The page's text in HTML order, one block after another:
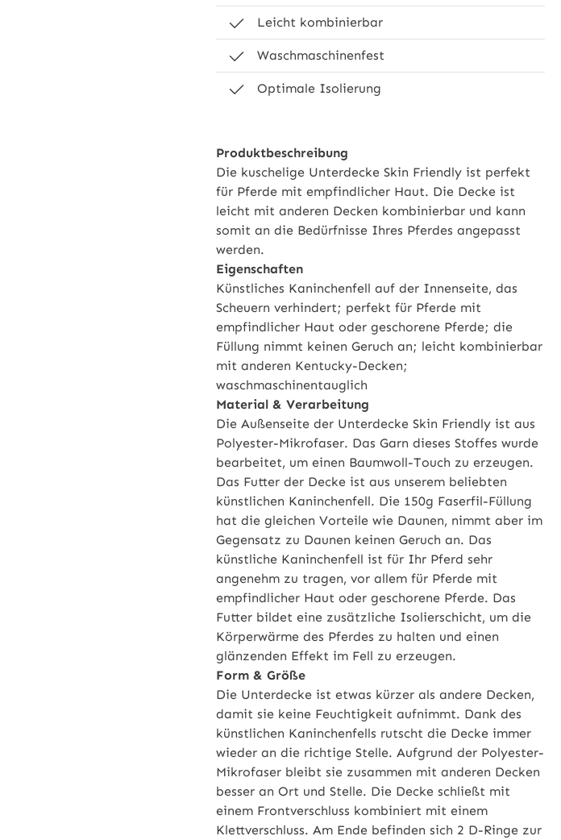
Leicht kombinierbar
Waschmaschinenfest
Optimale Isolierung
Produktbeschreibung
Die kuschelige Unterdecke Skin Friendly ist perfekt
für Pferde mit empfindlicher Haut. Die Decke ist
leicht mit anderen Decken kombinierbar und kann
somit an die Bedürfnisse Ihres Pferdes angepasst
werden.
Eigenschaften
Künstliches Kaninchenfell auf der Innenseite, das
Scheuern verhindert; perfekt für Pferde mit
empfindlicher Haut oder geschorene Pferde; die
Füllung nimmt keinen Geruch an; leicht kombinierbar
mit anderen Kentucky-Decken;
waschmaschinentauglich
Material & Verarbeitung
Die Außenseite der Unterdecke Skin Friendly ist aus
Polyester-Mikrofaser. Das Garn dieses Stoffes wurde
bearbeitet, um einen Baumwoll-Touch zu erzeugen.
Das Futter der Decke ist aus unserem beliebten
künstlichen Kaninchenfell. Die 150g Faserfil-Füllung
hat die gleichen Vorteile wie Daunen, nimmt aber im
Gegensatz zu Daunen keinen Geruch an. Das
künstliche Kaninchenfell ist für Ihr Pferd sehr
angenehm zu tragen, vor allem für Pferde mit
empfindlicher Haut oder geschorene Pferde. Das
Futter bildet eine zusätzliche Isolierschicht, um die
Körperwärme des Pferdes zu halten und einen
glänzenden Effekt im Fell zu erzeugen.
Form & Größe
Die Unterdecke ist etwas kürzer als andere Decken,
damit sie keine Feuchtigkeit aufnimmt. Dank des
künstlichen Kaninchenfells rutscht die Decke immer
wieder an die richtige Stelle. Aufgrund der Polyester-
Mikrofaser bleibt sie zusammen mit anderen Decken
besser an Ort und Stelle. Die Decke schließt mit
einem Frontverschluss kombiniert mit einem
Klettverschluss. Am Ende befinden sich 2 D-Ringe zur